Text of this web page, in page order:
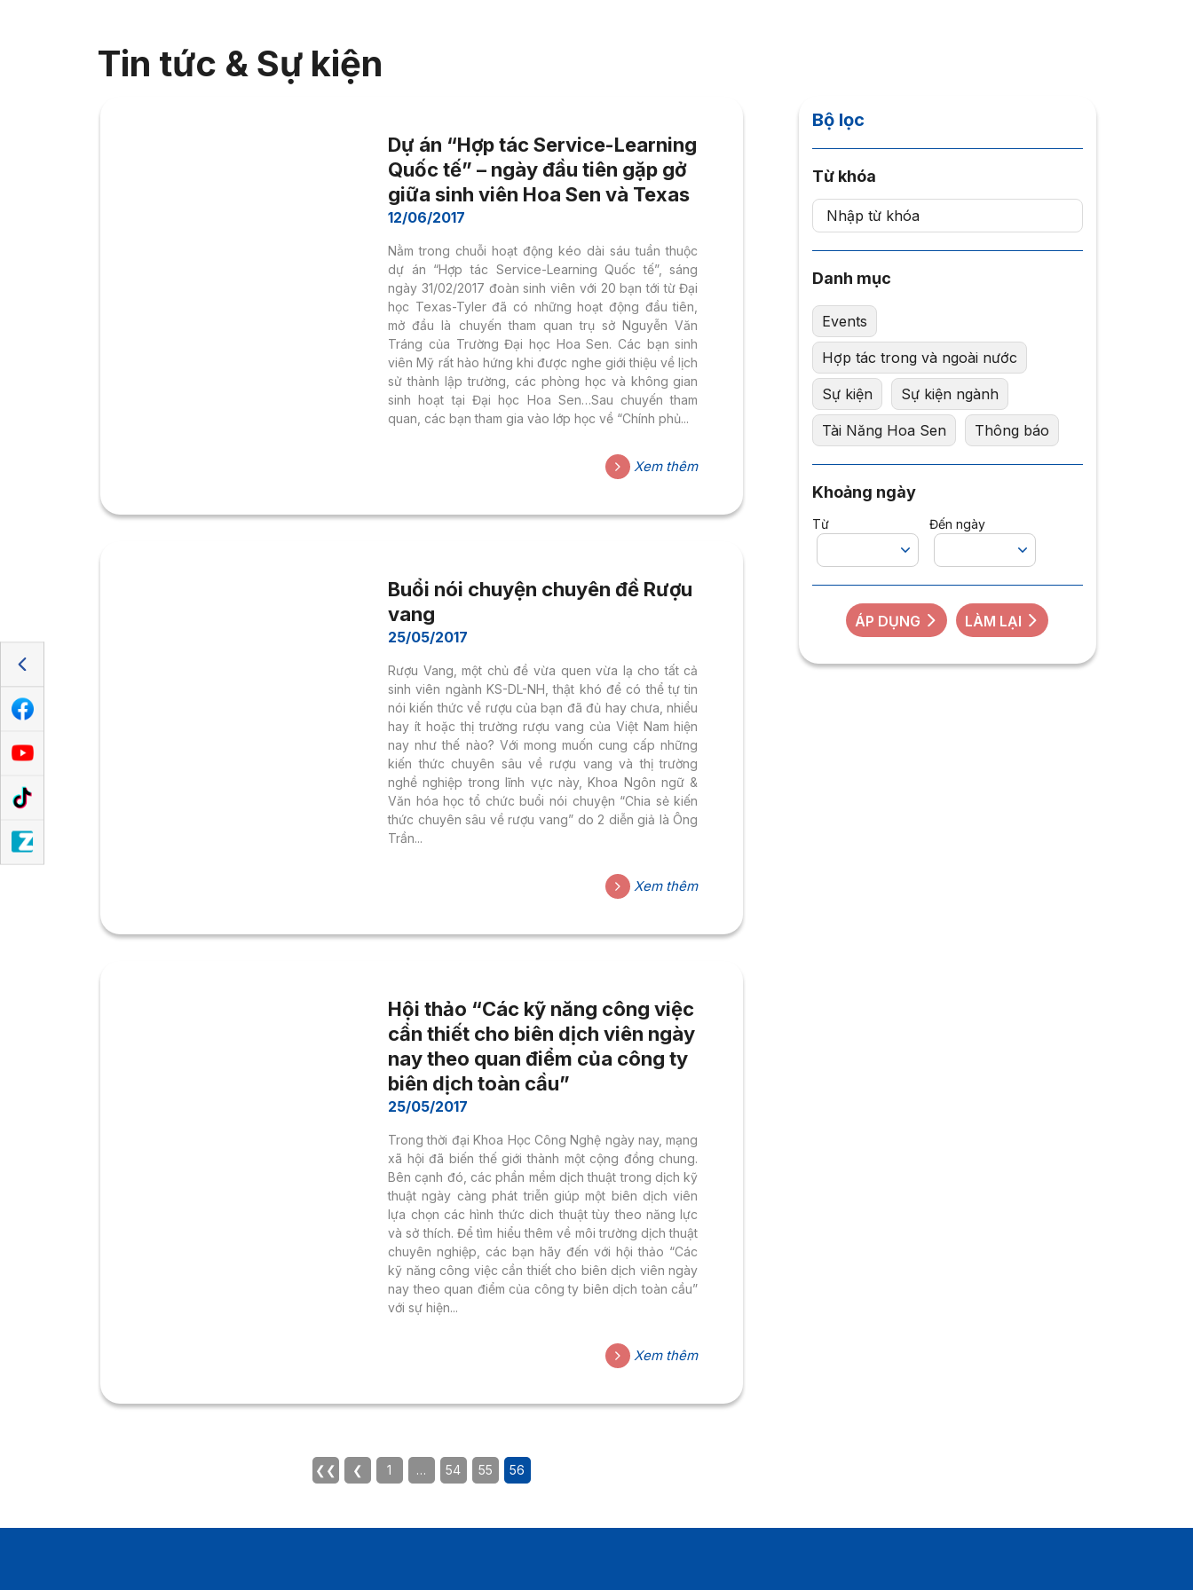
Tin tức & Sự kiện
Dự án “Hợp tác Service-Learning
Quốc tế” – ngày đầu tiên gặp gở
giữa sinh viên Hoa Sen và Texas
12/06/2017
Nằm trong chuỗi hoạt động kéo dài sáu tuần thuộc
dự án “Hợp tác Service-Learning Quốc tế”, sáng
ngày 31/02/2017 đoàn sinh viên với 20 bạn tới từ Đại
học Texas-Tyler đã có những hoạt động đầu tiên,
mở đầu là chuyến tham quan trụ sở Nguyễn Văn
Tráng của Trường Đại học Hoa Sen. Các bạn sinh
viên Mỹ rất hào hứng khi được nghe giới thiệu về lịch
sử thành lập trường, các phòng học và không gian
sinh hoạt tại Đại học Hoa Sen…Sau chuyến tham
quan, các bạn tham gia vào lớp học về “Chính phủ...
Xem thêm
Buổi nói chuyện chuyên đề Rượu
vang
25/05/2017
Rượu Vang, một chủ đề vừa quen vừa lạ cho tất cả
sinh viên ngành KS-DL-NH, thật khó để có thể tự tin
nói kiến thức về rượu của bạn đã đủ hay chưa, nhiều
hay ít hoặc thị trường rượu vang của Việt Nam hiện
nay như thế nào? Với mong muốn cung cấp những
kiến thức chuyên sâu về rượu vang và thị trường
nghề nghiệp trong lĩnh vực này, Khoa Ngôn ngữ &
Văn hóa học tổ chức buổi nói chuyện “Chia sẻ kiến
thức chuyên sâu về rượu vang” do 2 diễn giả là Ông
Trần...
Xem thêm
Hội thảo “Các kỹ năng công việc
cần thiết cho biên dịch viên ngày
nay theo quan điểm của công ty
biên dịch toàn cầu”
25/05/2017
Trong thời đại Khoa Học Công Nghệ ngày nay, mạng
xã hội đã biến thế giới thành một cộng đồng chung.
Bên cạnh đó, các phần mềm dịch thuật trong dịch kỹ
thuật ngày càng phát triễn giúp một biên dịch viên
lựa chọn các hình thức dich thuật tùy theo năng lực
và sở thích. Để tìm hiểu thêm về môi trường dịch thuật
chuyên nghiệp, các bạn hãy đến với hội thảo “Các
kỹ năng công việc cần thiết cho biên dịch viên ngày
nay theo quan điểm của công ty biên dịch toàn cầu”
với sự hiện...
Xem thêm
❮❮ ❮ 1 … 54 55 56
Bộ lọc
Từ khóa
Danh mục
Events
Hợp tác trong và ngoài nước
Sự kiện Sự kiện ngành
Tài Năng Hoa Sen Thông báo
Khoảng ngày
Từ Đến ngày
ÁP DỤNG LÀM LẠI